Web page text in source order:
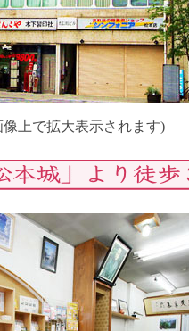
上で拡大表示されます)